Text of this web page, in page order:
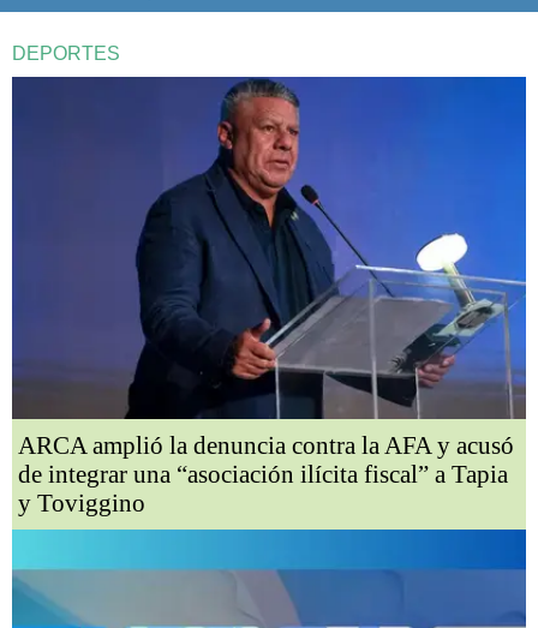
DEPORTES
ARCA amplió la denuncia contra la AFA y acusó
de integrar una “asociación ilícita fiscal” a Tapia
y Toviggino